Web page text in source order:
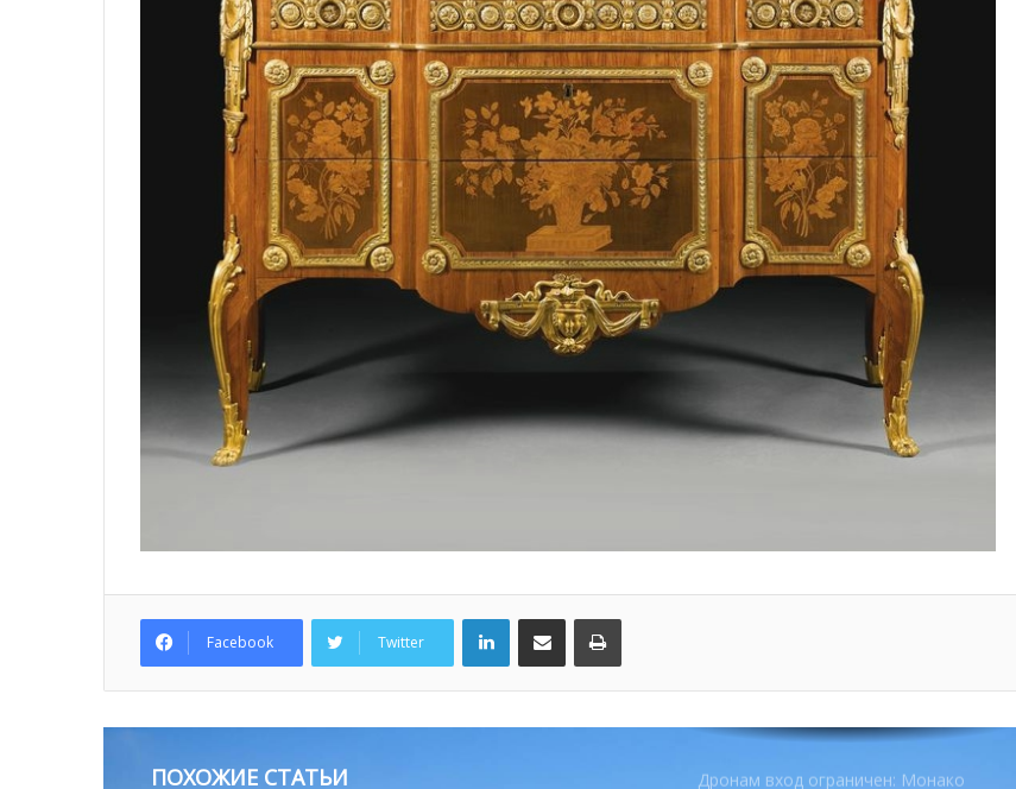
Facebook Twitter
LinkedInПоделиться по электронной почте Распечатать
ПОХОЖИЕ СТАТЬИ
Князь Альбер II и Принцесса
Шарлен посетили 77-й Бал
Красного Креста Монако
Шарль Леклер вновь в борьбе:
Ferrari набирает скорость перед
паузой
SBM и Be Safe Monaco продлили
партнёрство ради безопасных
В Монако раскрыли мошенничество
усиливает безопасность крупных
Монако готовит генеральный план